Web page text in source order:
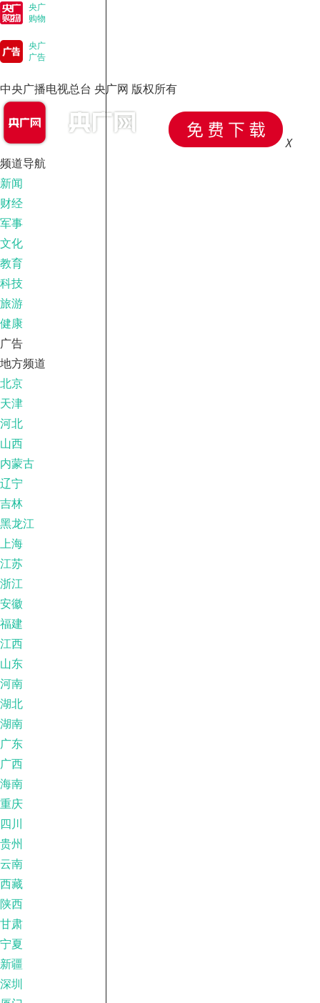
央广
购物
央广
广告
中央广播电视总台 央广网 版权所有
X
频道导航
新闻
财经
军事
文化
教育
科技
旅游
健康
广告
地方频道
北京
天津
河北
山西
内蒙古
辽宁
吉林
黑龙江
上海
江苏
浙江
安徽
福建
江西
山东
河南
湖北
湖南
广东
广西
海南
重庆
四川
贵州
云南
西藏
陕西
甘肃
宁夏
新疆
深圳